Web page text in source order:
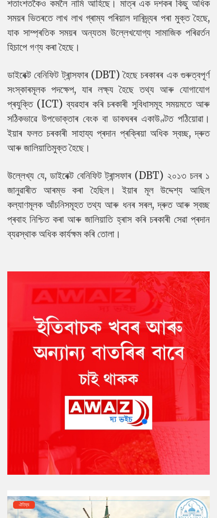
শতাংশতকৈও কমলৈ নামি আহিছে। মাত্ৰ এক দশকৰ কিছু অধিক
সময়ৰ ভিতৰতে লাখ লাখ গ্ৰাম্য পৰিয়াল দাৰিদ্ৰ্যৰ পৰা মুক্ত হৈছে,
যাক সাম্প্ৰতিক সময়ৰ অন্যতম উল্লেখযোগ্য সামাজিক পৰিৱৰ্তন
হিচাপে গণ্য কৰা হৈছে।
ডাইৰেক্ট বেনিফিট ট্ৰান্সফাৰ (DBT) হৈছে চৰকাৰৰ এক গুৰুত্বপূৰ্ণ
সংস্কাৰমূলক পদক্ষেপ, যাৰ লক্ষ্য হৈছে তথ্য আৰু যোগাযোগ
প্ৰযুক্তি (ICT) ব্যৱহাৰ কৰি চৰকাৰী সুবিধাসমূহ সময়মতে আৰু
সঠিকভাৱে উপভোক্তাৰ বেংক বা ডাকঘৰৰ একাউণ্টত পঠিয়োৱা।
ইয়াৰ ফলত চৰকাৰী সাহায্য প্ৰদান প্ৰক্ৰিয়া অধিক স্বচ্ছ, দ্ৰুত
আৰু জালিয়াতিমুক্ত হৈছে।
উল্লেখ্য যে, ডাইৰেক্ট বেনিফিট ট্ৰান্সফাৰ (DBT) ২০১৩ চনৰ ১
জানুৱাৰীত আৰম্ভ কৰা হৈছিল। ইয়াৰ মূল উদ্দেশ্য আছিল
কল্যাণমূলক আঁচনিসমূহত তথ্য আৰু ধনৰ সৰল, দ্ৰুত আৰু স্বচ্ছ
প্ৰবাহ নিশ্চিত কৰা আৰু জালিয়াতি হ্ৰাস কৰি চৰকাৰী সেৱা প্ৰদান
ব্যৱস্থাক অধিক কাৰ্যক্ষম কৰি তোলা।
ঐতিহ্য